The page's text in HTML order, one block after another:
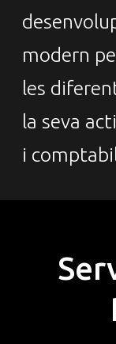
modern
les
la seva
i